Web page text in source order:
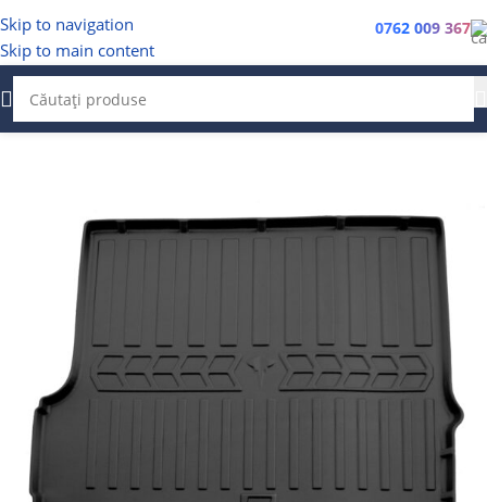
Skip to navigation
Skip to main content
0762 009 367